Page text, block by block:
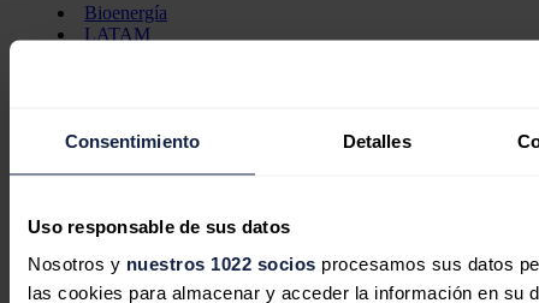
Consentimiento Detalles
Uso responsable de sus datos
Nosotros y nuestros 1022 socios procesamos sus datos
las cookies para almacenar y acceder la información en su
Bioenergía
LATAM
La Noche de la Energía
Foro de Autoconsumo
Foro de Transición Energética
Foro Industrial